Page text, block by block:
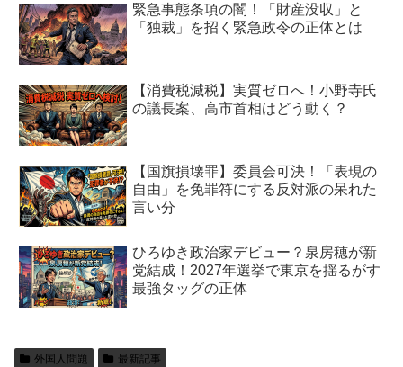
緊急事態条項の闇！「財産没収」と
「独裁」を招く緊急政令の正体とは
【消費税減税】実質ゼロへ！小野寺氏
の議長案、高市首相はどう動く？
【国旗損壊罪】委員会可決！「表現の
自由」を免罪符にする反対派の呆れた
言い分
ひろゆき政治家デビュー？泉房穂が新
党結成！2027年選挙で東京を揺るがす
最強タッグの正体
外国人問題 最新記事